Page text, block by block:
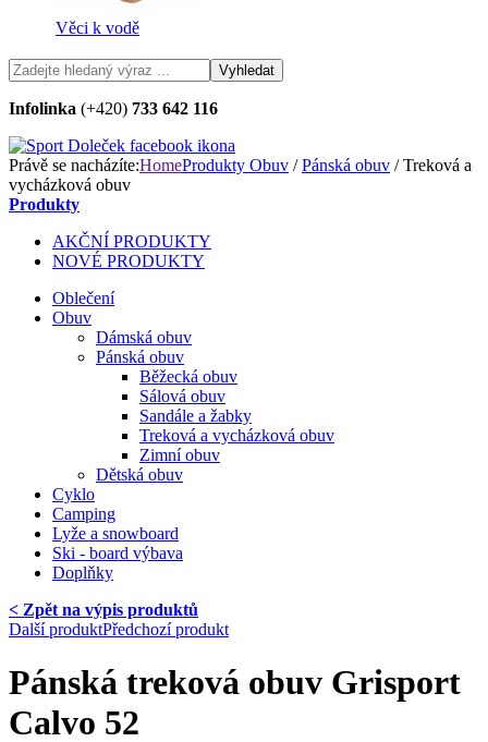
Věci k vodě
Infolinka (+420) 733 642 116
Právě se nacházíte:HomeProdukty Obuv /Pánská obuv / Treková a
vycházková obuv
Produkty
AKČNÍ PRODUKTY
NOVÉ PRODUKTY
Oblečení
Obuv
Dámská obuv
Pánská obuv
Běžecká obuv
Sálová obuv
Sandále a žabky
Treková a vycházková obuv
Zimní obuv
Dětská obuv
Cyklo
Camping
Lyže a snowboard
Ski - board výbava
Doplňky
< Zpět na výpis produktů
Další produktPředchozí produkt
Pánská treková obuv Grisport
Calvo 52